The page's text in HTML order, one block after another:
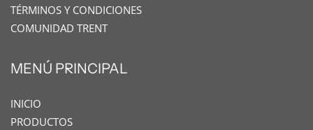
TÉRMINOS Y CONDICIONES
COMUNIDAD TRENT
MENÚ PRINCIPAL
INICIO
PRODUCTOS